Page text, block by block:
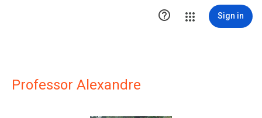
 Sign in
Professor Alexandre